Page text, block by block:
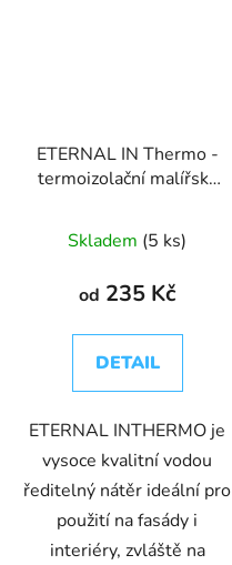
ETERNAL IN Thermo -
termoizolační malířská
Skladem (5 ks)
od 235 Kč
DETAIL
ETERNAL INTHERMO je
vysoce kvalitní vodou
ředitelný nátěr ideální pro
použití na fasády i
interiéry, zvláště na